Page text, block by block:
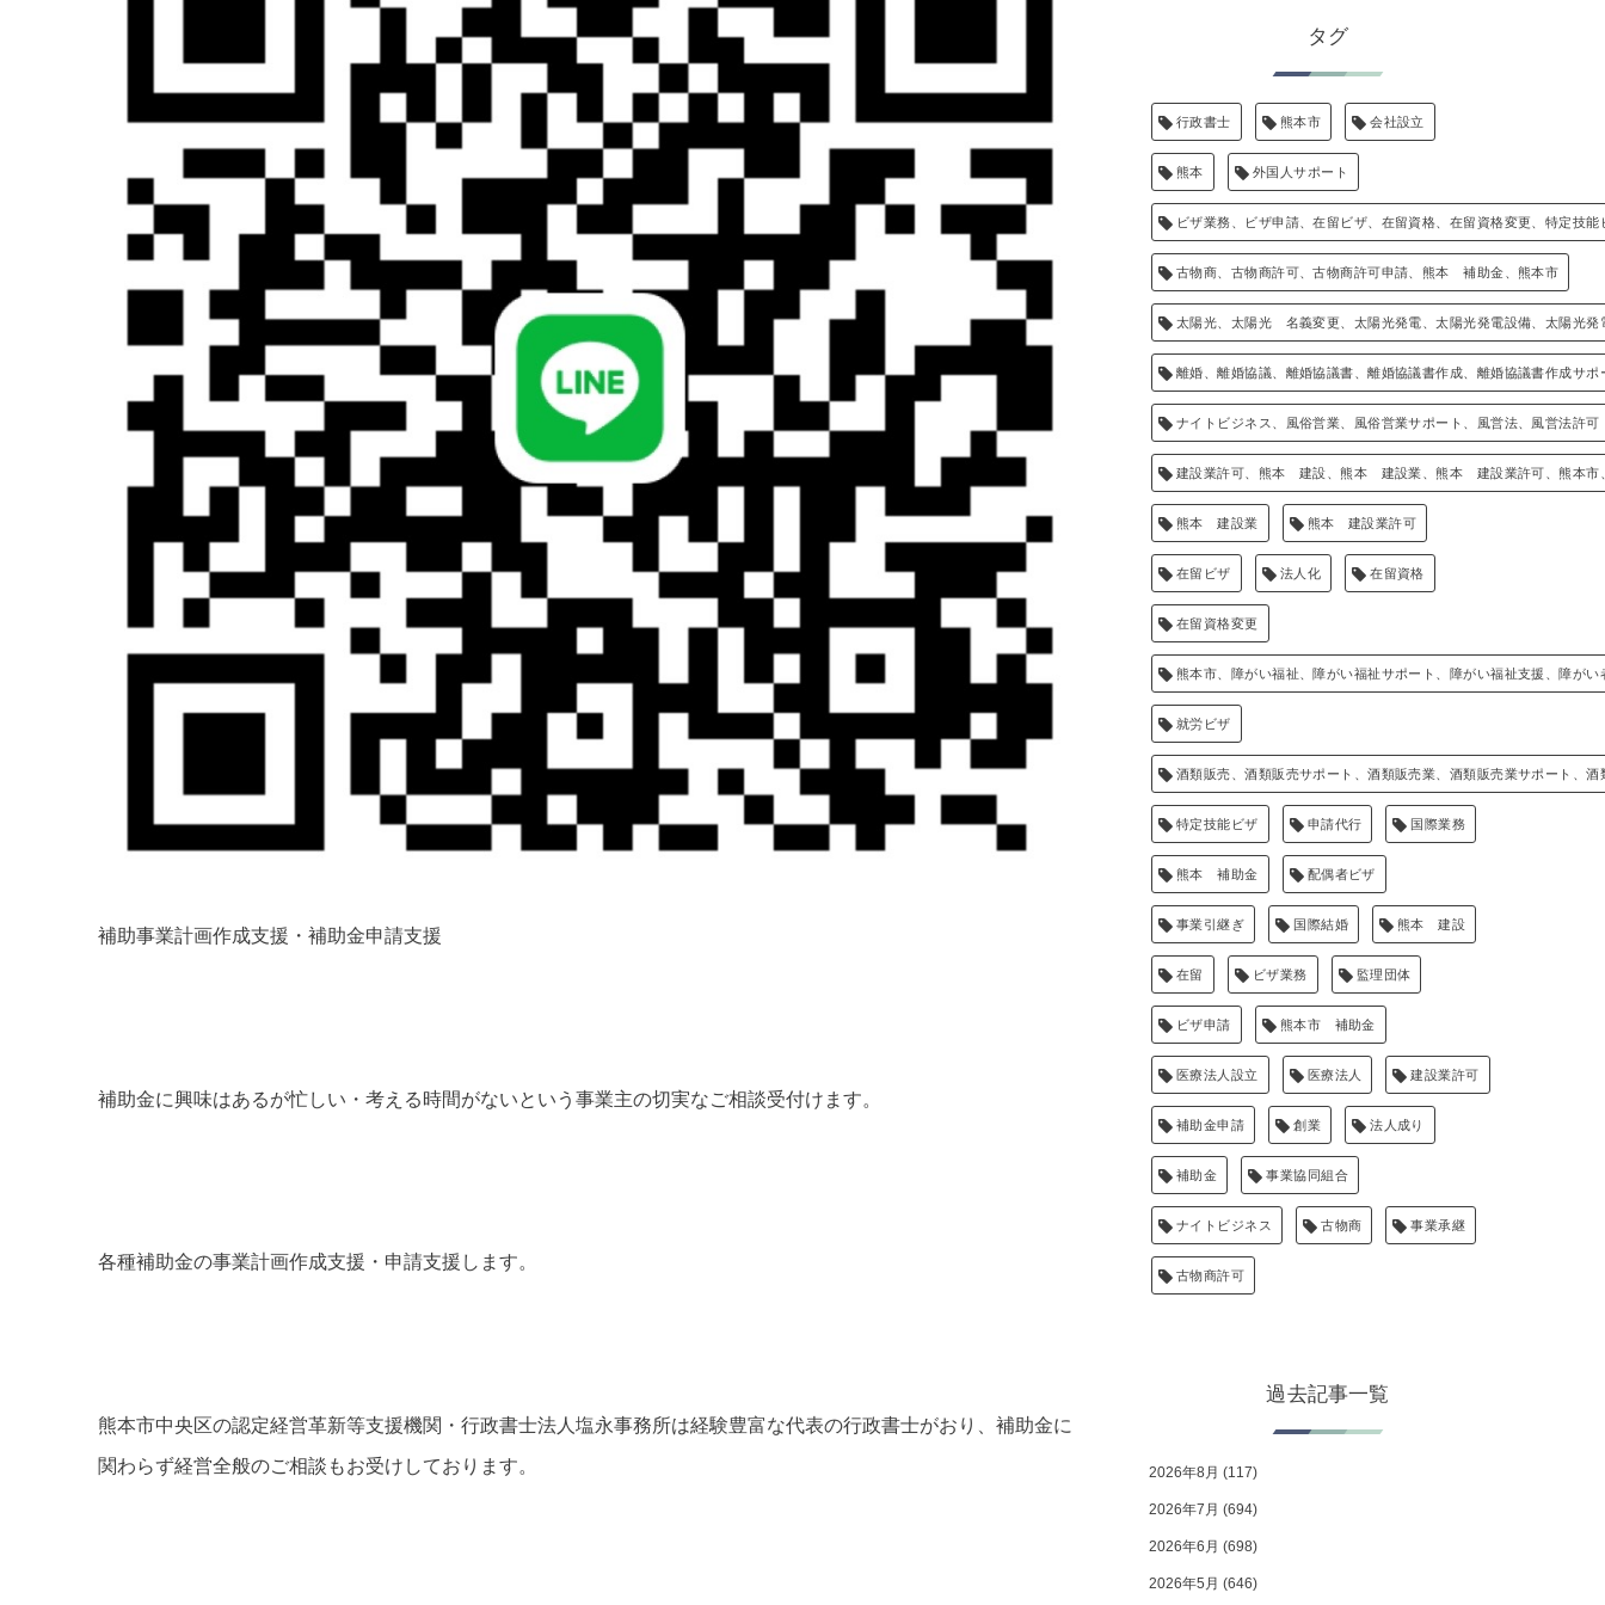
補助事業計画作成支援・補助金申請支援
補助金に興味はあるが忙しい・考える時間がないという事業主の切実なご相談受付けます。
各種補助金の事業計画作成支援・申請支援します。
熊本市中央区の認定経営革新等支援機関・行政書士法人塩永事務所は経験豊富な代表の行政書士がおり、補助金に
関わらず経営全般のご相談もお受けしております。
タグ
行政書士 熊本市 会社設立
熊本 外国人サポート
ビザ業務、ビザ申請、在留ビザ、在留資格、在留資格変更、特定技能
古物商、古物商許可、古物商許可申請、熊本 補助金、熊本市
太陽光、太陽光 名義変更、太陽光発電、太陽光発電設備、太陽光
離婚、離婚協議、離婚協議書、離婚協議書作成、離婚協議書作成サポ
ナイトビジネス、風俗営業、風俗営業サポート、風営法、風営法許可
建設業許可、熊本 建設、熊本 建設業、熊本 建設業許可、熊本市
熊本 建設業 熊本 建設業許可
在留ビザ 法人化 在留資格
在留資格変更
熊本市、障がい福祉、障がい福祉サポート、障がい福祉支援、障がい
就労ビザ
酒類販売、酒類販売サポート、酒類販売業、酒類販売業サポート、
特定技能ビザ 申請代行 国際業務
熊本 補助金 配偶者ビザ
事業引継ぎ 国際結婚 熊本 建設
在留 ビザ業務 監理団体
ビザ申請 熊本市 補助金
医療法人設立 医療法人 建設業許可
補助金申請 創業 法人成り
補助金 事業協同組合
ナイトビジネス 古物商 事業承継
古物商許可
過去記事一覧
2026年8月 (117)
2026年7月 (694)
2026年6月 (698)
2026年5月 (646)